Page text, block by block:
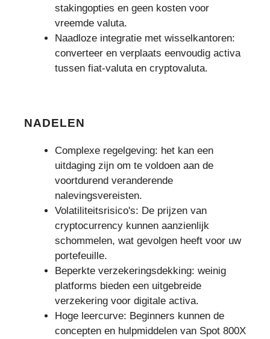
stakingopties en geen kosten voor
vreemde valuta.
Naadloze integratie met wisselkantoren:
converteer en verplaats eenvoudig activa
tussen fiat-valuta en cryptovaluta.
NADELEN
Complexe regelgeving: het kan een
uitdaging zijn om te voldoen aan de
voortdurend veranderende
nalevingsvereisten.
Volatiliteitsrisico's: De prijzen van
cryptocurrency kunnen aanzienlijk
schommelen, wat gevolgen heeft voor uw
portefeuille.
Beperkte verzekeringsdekking: weinig
platforms bieden een uitgebreide
verzekering voor digitale activa.
Hoge leercurve: Beginners kunnen de
concepten en hulpmiddelen van Spot 800X